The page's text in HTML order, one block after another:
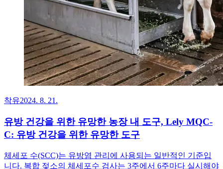
착유2024. 8. 21.
유방 건강을 위한 유망한 농장 내 도구, Lely MQC-
C: 유방 건강을 위한 유망한 도구
체세포 수(SCC)는 유방염 관리에 사용되는 일반적인 기준입
니다. 복합 젖소의 체세포수 검사는 3주에서 6주마다 실시해야